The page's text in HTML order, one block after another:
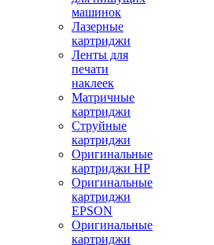
машинок
Лазерные
картриджи
Ленты для
печати
наклеек
Матричные
картриджи
Струйные
картриджи
Оригинальные
картриджи HP
Оригинальные
картриджи
EPSON
Оригинальные
картриджи